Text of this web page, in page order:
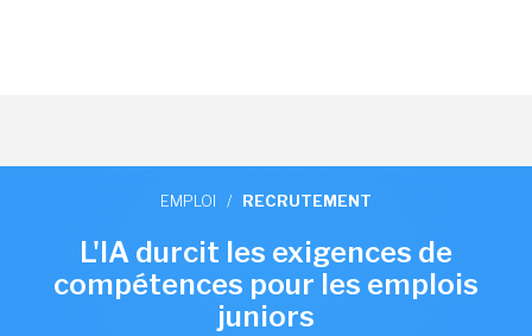
EMPLOI / RECRUTEMENT
L'IA durcit les exigences de
compétences pour les emplois
juniors